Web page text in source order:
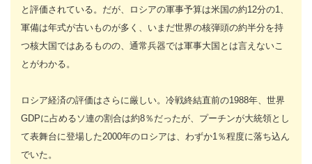
と評価されている。だが、ロシアの軍事予算は米国の約12分の1、
軍備は年式が古いものが多く、いまだ世界の核弾頭の約半分を持
つ核大国ではあるものの、通常兵器では軍事大国とは言えないこ
とがわかる。
ロシア経済の評価はさらに厳しい。冷戦終結直前の1988年、世界
GDPに占めるソ連の割合は約8％だったが、プーチンが大統領とし
て表舞台に登場した2000年のロシアは、わずか1％程度に落ち込ん
でいた。